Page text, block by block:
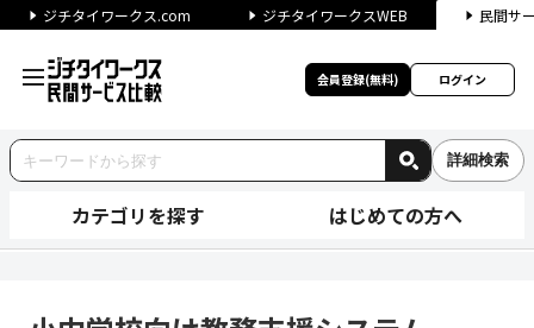
ジチタイワークス.com ジチタイワークスWEB 民間サ
会員登録(無料) ログイン
詳細検索
カテゴリを探す はじめての方へ